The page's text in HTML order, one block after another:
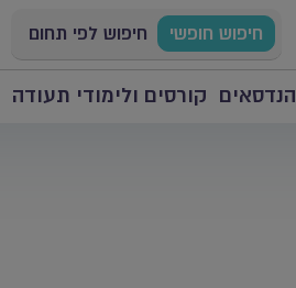
חיפוש חופשי חיפוש לפי תחום
הנדסאים קורסים ולימודי תעודה